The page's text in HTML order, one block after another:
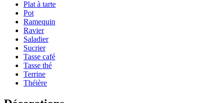
Plat à tarte
Pot
Ramequin
Ravier
Saladier
Sucrier
Tasse café
Tasse thé
Terrine
Théière